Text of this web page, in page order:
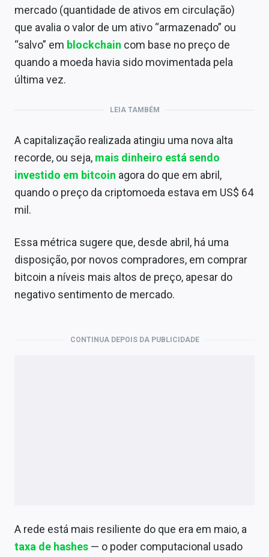
mercado (quantidade de ativos em circulação)
que avalia o valor de um ativo “armazenado” ou
“salvo” em blockchain com base no preço de
quando a moeda havia sido movimentada pela
última vez.
LEIA TAMBÉM
A capitalização realizada atingiu uma nova alta
recorde, ou seja, mais dinheiro está sendo
investido em bitcoin agora do que em abril,
quando o preço da criptomoeda estava em US$ 64
mil.
Essa métrica sugere que, desde abril, há uma
disposição, por novos compradores, em comprar
bitcoin a níveis mais altos de preço, apesar do
negativo sentimento de mercado.
CONTINUA DEPOIS DA PUBLICIDADE
A rede está mais resiliente do que era em maio, a
taxa de hashes — o poder computacional usado